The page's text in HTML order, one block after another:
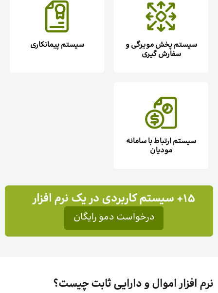
سیستم پخش مویرگی و
سفارش گیری
سیستم پیمانکاری
سیستم ارتباط با سامانه
مودیان
۱5+ سیستم کاربردی در یک نرم افزار
درخواست دمو رایگان
نرم افزار اموال و دارایی ثابت چیست؟